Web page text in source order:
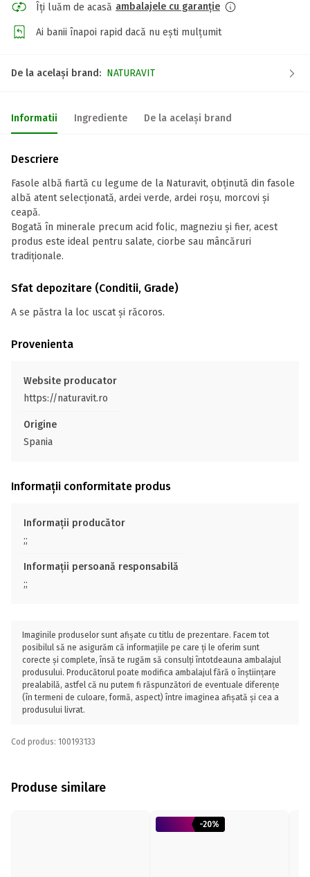
Îți luăm de acasă ambalajele cu garanție
Ai banii înapoi rapid dacă nu ești mulțumit
De la același brand: NATURAVIT
Informatii Ingrediente De la același brand
Descriere
Fasole albă fiartă cu legume de la Naturavit, obținută din fasole
albă atent selecționată, ardei verde, ardei roșu, morcovi și
ceapă.
Bogată în minerale precum acid folic, magneziu și fier, acest
produs este ideal pentru salate, ciorbe sau mâncăruri
tradiționale.
Sfat depozitare (Conditii, Grade)
A se păstra la loc uscat și răcoros.
Provenienta
Website producator
https://naturavit.ro
Origine
Spania
Informații conformitate produs
Informații producător
;;
Informații persoană responsabilă
;;
Imaginile produselor sunt afișate cu titlu de prezentare. Facem tot
posibilul să ne asigurăm că informațiile pe care ți le oferim sunt
corecte și complete, însă te rugăm să consulți întotdeauna ambalajul
produsului. Producătorul poate modifica ambalajul fără o înștiințare
prealabilă, astfel că nu putem fi răspunzători de eventuale diferențe
(în termeni de culoare, formă, aspect) între imaginea afișată și cea a
produsului livrat.
Cod produs: 100193133
Produse similare
-20%